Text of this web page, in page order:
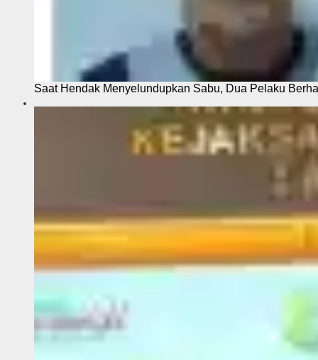
Saat Hendak Menyelundupkan Sabu, Dua Pelaku